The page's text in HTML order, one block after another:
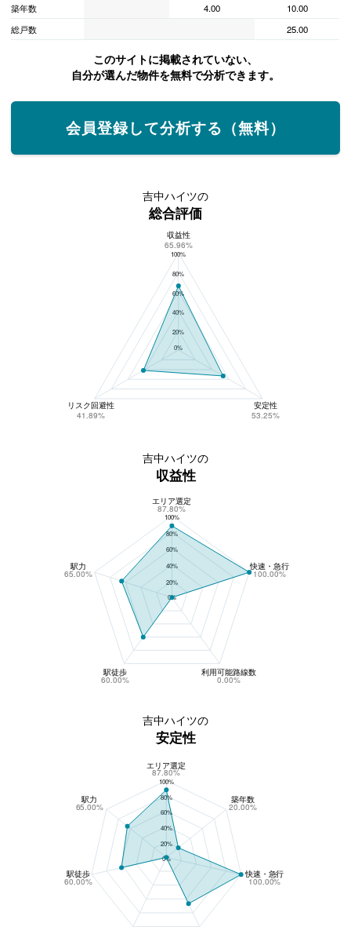
築年数
4.00
10.00
総戸数
25.00
このサイトに掲載されていない、
自分が選んだ物件を無料で分析できます。
会員登録して分析する（無料）
吉中ハイツの
総合評価
吉中ハイツの総合評価
100%
80%
60%
40%
20%
0%
収益性
65.96%
リスク回避性
41.89%
安定性
53.25%
吉中ハイツの
収益性
吉中ハイツの収益性
100%
80%
60%
40%
20%
0%
エリア選定
87.80%
駅力
65.00%
駅徒歩
60.00%
利用可能路線数
0.00%
快速・急行
100.00%
吉中ハイツの
安定性
100%
80%
60%
40%
20%
0%
エリア選定
87.80%
駅力
65.00%
駅徒歩
60.00%
快速・急行
100.00%
築年数
20.00%